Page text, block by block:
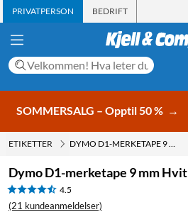
PRIVATPERSON BEDRIFT
SOMMERSALG – Opptil 50 % →
ETIKETTER DYMO D1-MERKETAPE 9 MM HVIT
Dymo D1-merketape 9 mm Hvit
4.5
(21 kundeanmeldelser)